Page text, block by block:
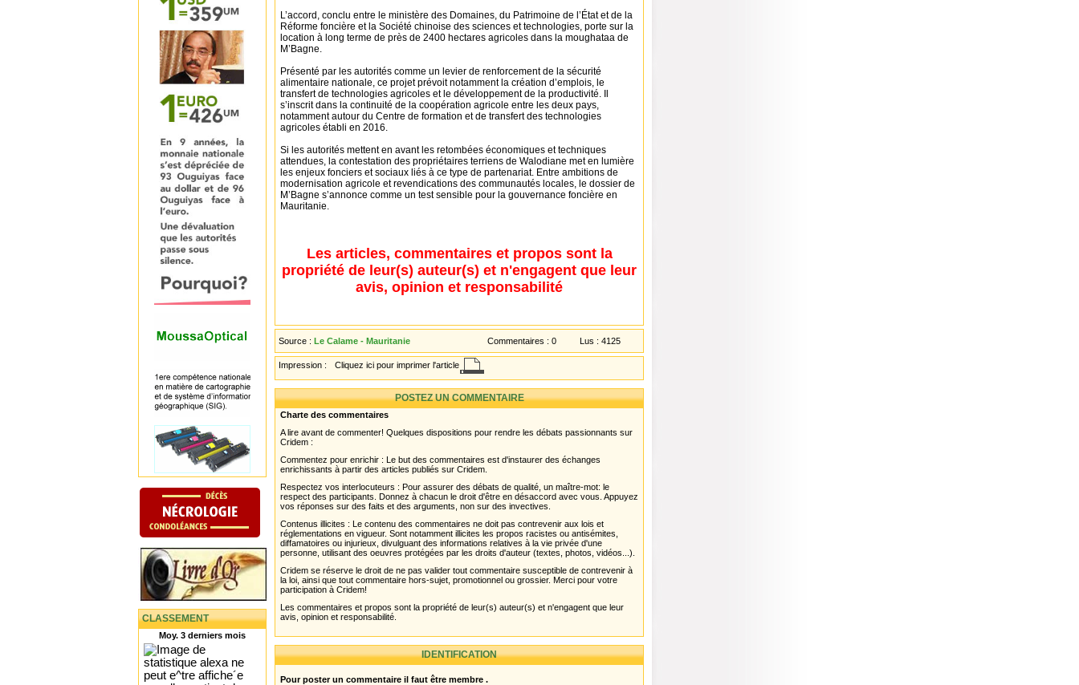
CLASSEMENT
Moy. 3 derniers mois
L’accord, conclu entre le ministère des Domaines, du Patrimoine de l’État et de la
Réforme foncière et la Société chinoise des sciences et technologies, porte sur la
location à long terme de près de 2400 hectares agricoles dans la moughataa de
M’Bagne.
Présenté par les autorités comme un levier de renforcement de la sécurité
alimentaire nationale, ce projet prévoit notamment la création d’emplois, le
transfert de technologies agricoles et le développement de la productivité. Il
s’inscrit dans la continuité de la coopération agricole entre les deux pays,
notamment autour du Centre de formation et de transfert des technologies
agricoles établi en 2016.
Si les autorités mettent en avant les retombées économiques et techniques
attendues, la contestation des propriétaires terriens de Walodiane met en lumière
les enjeux fonciers et sociaux liés à ce type de partenariat. Entre ambitions de
modernisation agricole et revendications des communautés locales, le dossier de
M’Bagne s’annonce comme un test sensible pour la gouvernance foncière en
Mauritanie.
Les articles, commentaires et propos sont la
propriété de leur(s) auteur(s) et n'engagent que leur
avis, opinion et responsabilité
Source : Le Calame - Mauritanie Commentaires : 0 Lus : 4125
Impression : Cliquez ici pour imprimer l'article
POSTEZ UN COMMENTAIRE
Charte des commentaires
A lire avant de commenter! Quelques dispositions pour rendre les débats passionnants sur
Cridem :
Commentez pour enrichir : Le but des commentaires est d'instaurer des échanges
enrichissants à partir des articles publiés sur Cridem.
Respectez vos interlocuteurs : Pour assurer des débats de qualité, un maître-mot: le
respect des participants. Donnez à chacun le droit d'être en désaccord avec vous. Appuyez
vos réponses sur des faits et des arguments, non sur des invectives.
Contenus illicites : Le contenu des commentaires ne doit pas contrevenir aux lois et
réglementations en vigueur. Sont notamment illicites les propos racistes ou antisémites,
diffamatoires ou injurieux, divulguant des informations relatives à la vie privée d'une
personne, utilisant des oeuvres protégées par les droits d'auteur (textes, photos, vidéos...).
Cridem se réserve le droit de ne pas valider tout commentaire susceptible de contrevenir à
la loi, ainsi que tout commentaire hors-sujet, promotionnel ou grossier. Merci pour votre
participation à Cridem!
Les commentaires et propos sont la propriété de leur(s) auteur(s) et n'engagent que leur
avis, opinion et responsabilité.
IDENTIFICATION
Pour poster un commentaire il faut être membre .